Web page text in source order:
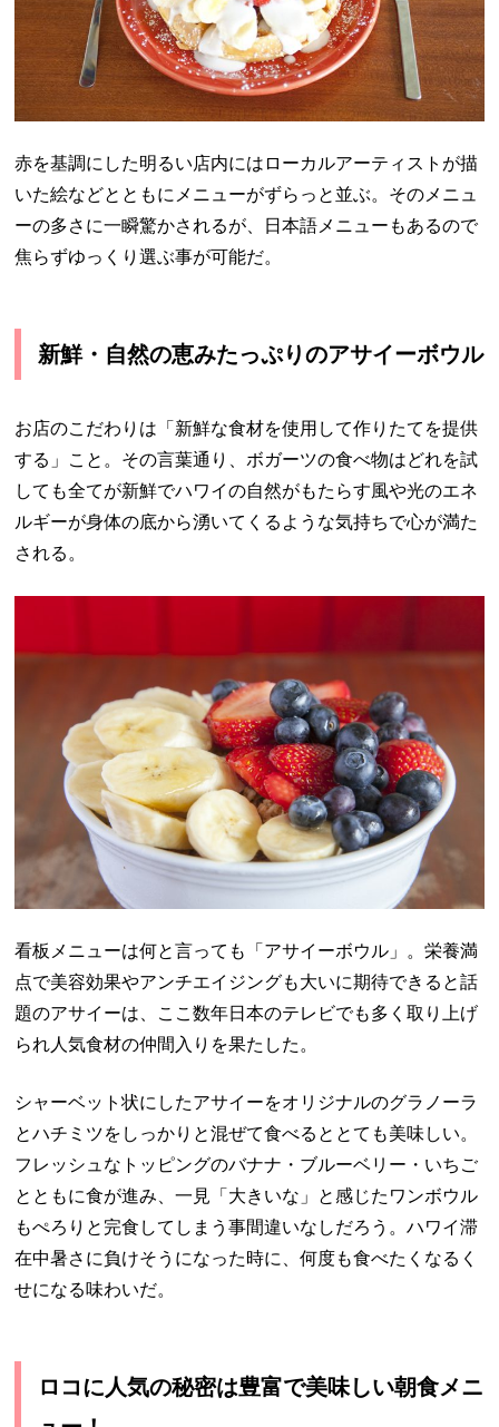
赤を基調にした明るい店内にはローカルアーティストが描
いた絵などとともにメニューがずらっと並ぶ。そのメニュ
ーの多さに一瞬驚かされるが、日本語メニューもあるので
焦らずゆっくり選ぶ事が可能だ。
新鮮・自然の恵みたっぷりのアサイーボウル
お店のこだわりは「新鮮な食材を使用して作りたてを提供
する」こと。その言葉通り、ボガーツの食べ物はどれを試
しても全てが新鮮でハワイの自然がもたらす風や光のエネ
ルギーが身体の底から湧いてくるような気持ちで心が満た
される。
看板メニューは何と言っても「アサイーボウル」。栄養満
点で美容効果やアンチエイジングも大いに期待できると話
題のアサイーは、ここ数年日本のテレビでも多く取り上げ
られ人気食材の仲間入りを果たした。
シャーベット状にしたアサイーをオリジナルのグラノーラ
とハチミツをしっかりと混ぜて食べるととても美味しい。
フレッシュなトッピングのバナナ・ブルーベリー・いちご
とともに食が進み、一見「大きいな」と感じたワンボウル
もぺろりと完食してしまう事間違いなしだろう。ハワイ滞
在中暑さに負けそうになった時に、何度も食べたくなるく
せになる味わいだ。
ロコに人気の秘密は豊富で美味しい朝食メニ